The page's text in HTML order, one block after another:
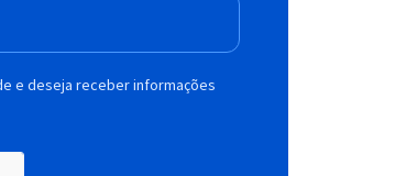
e deseja receber informações